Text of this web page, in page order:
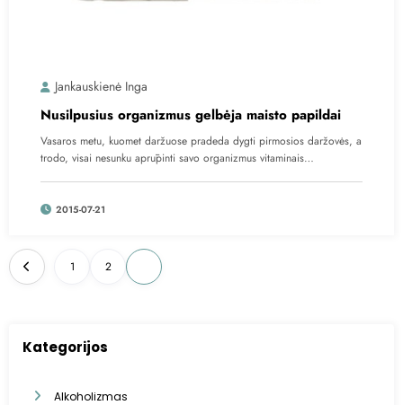
Jankauskienė Inga
Nusilpusius organizmus gelbėja maisto papildai
Vasaros metu, kuomet daržuose pradeda dygti pirmosios daržovės, a
trodo, visai nesunku aprūpinti savo organizmus vitaminais…
2015-07-21
Įrašų
puslapiavimas
1 2
Kategorijos
Alkoholizmas